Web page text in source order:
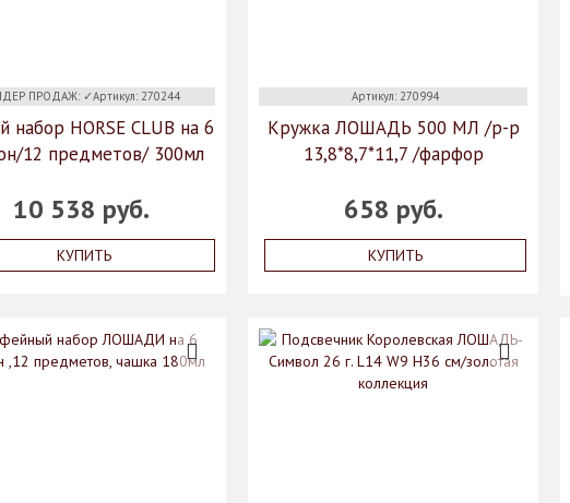
ПРОДАЖ: ✓Артикул: 270244
набор HORSE CLUB на 6
12 предметов/ 300мл
10 538 руб.
КУПИТЬ
Артикул: 270994
Кружка ЛОШАДЬ 500 МЛ /р-р
13,8*8,7*11,7 /фарфор
658 руб.
КУПИТЬ